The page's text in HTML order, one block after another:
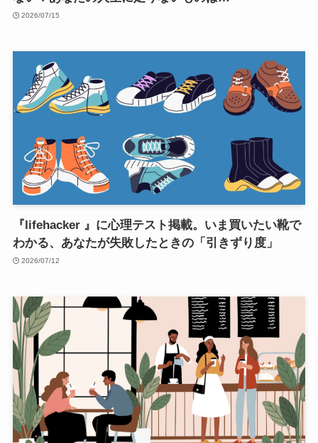
2026/07/15
『lifehacker 』に心理テスト掲載。いま買いたい靴で
わかる、あなたが失敗したときの「引きずり度」
2026/07/12